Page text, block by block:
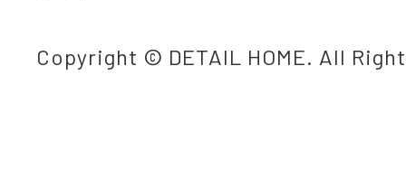
Copyright © DETAIL HOME. All